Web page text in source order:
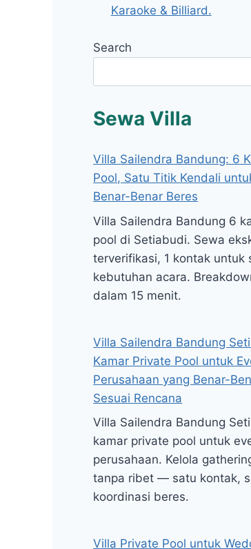
Karaoke & Billiard.
Search
Sewa Villa
Villa Sailendra Bandung: 6
Pool, Satu Titik Kendali
Benar-Benar Beres
Villa Sailendra Bandung 6
pool di Setiabudi. Sewa
terverifikasi, 1 kontak untuk
kebutuhan acara.
dalam 15 menit.
Villa Sailendra Bandung
Kamar Private Pool untuk
Perusahaan yang Benar-
Sesuai Rencana
Villa Sailendra Bandung
kamar private pool untuk
perusahaan. Kelola
tanpa ribet — satu kontak,
koordinasi beres.
Villa Private Pool untuk